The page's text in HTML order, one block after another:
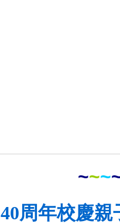
~~~
40周年校慶